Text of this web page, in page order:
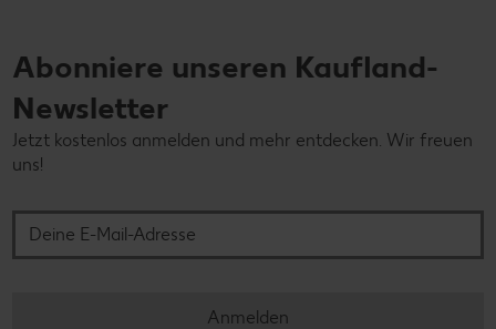
Abonniere unseren Kaufland-
Newsletter
Jetzt kostenlos anmelden und mehr entdecken. Wir freuen
uns!
Anmelden